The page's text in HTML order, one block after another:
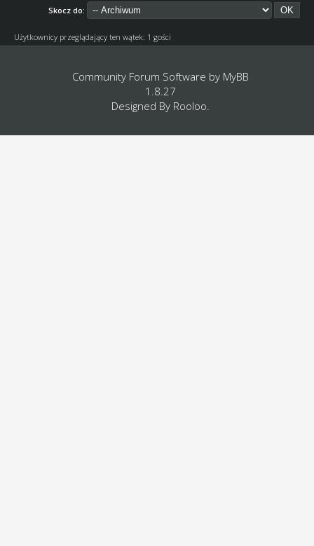
Skocz do:
Użytkownicy przeglądający ten wątek: 1 gości
Community Forum Software by MyBB
1.8.27
Designed By Rooloo